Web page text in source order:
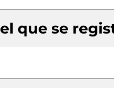
que se